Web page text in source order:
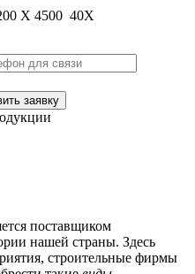
Х 4500 40Х
поставщиком
нашей страны. Здесь
строительные фирмы